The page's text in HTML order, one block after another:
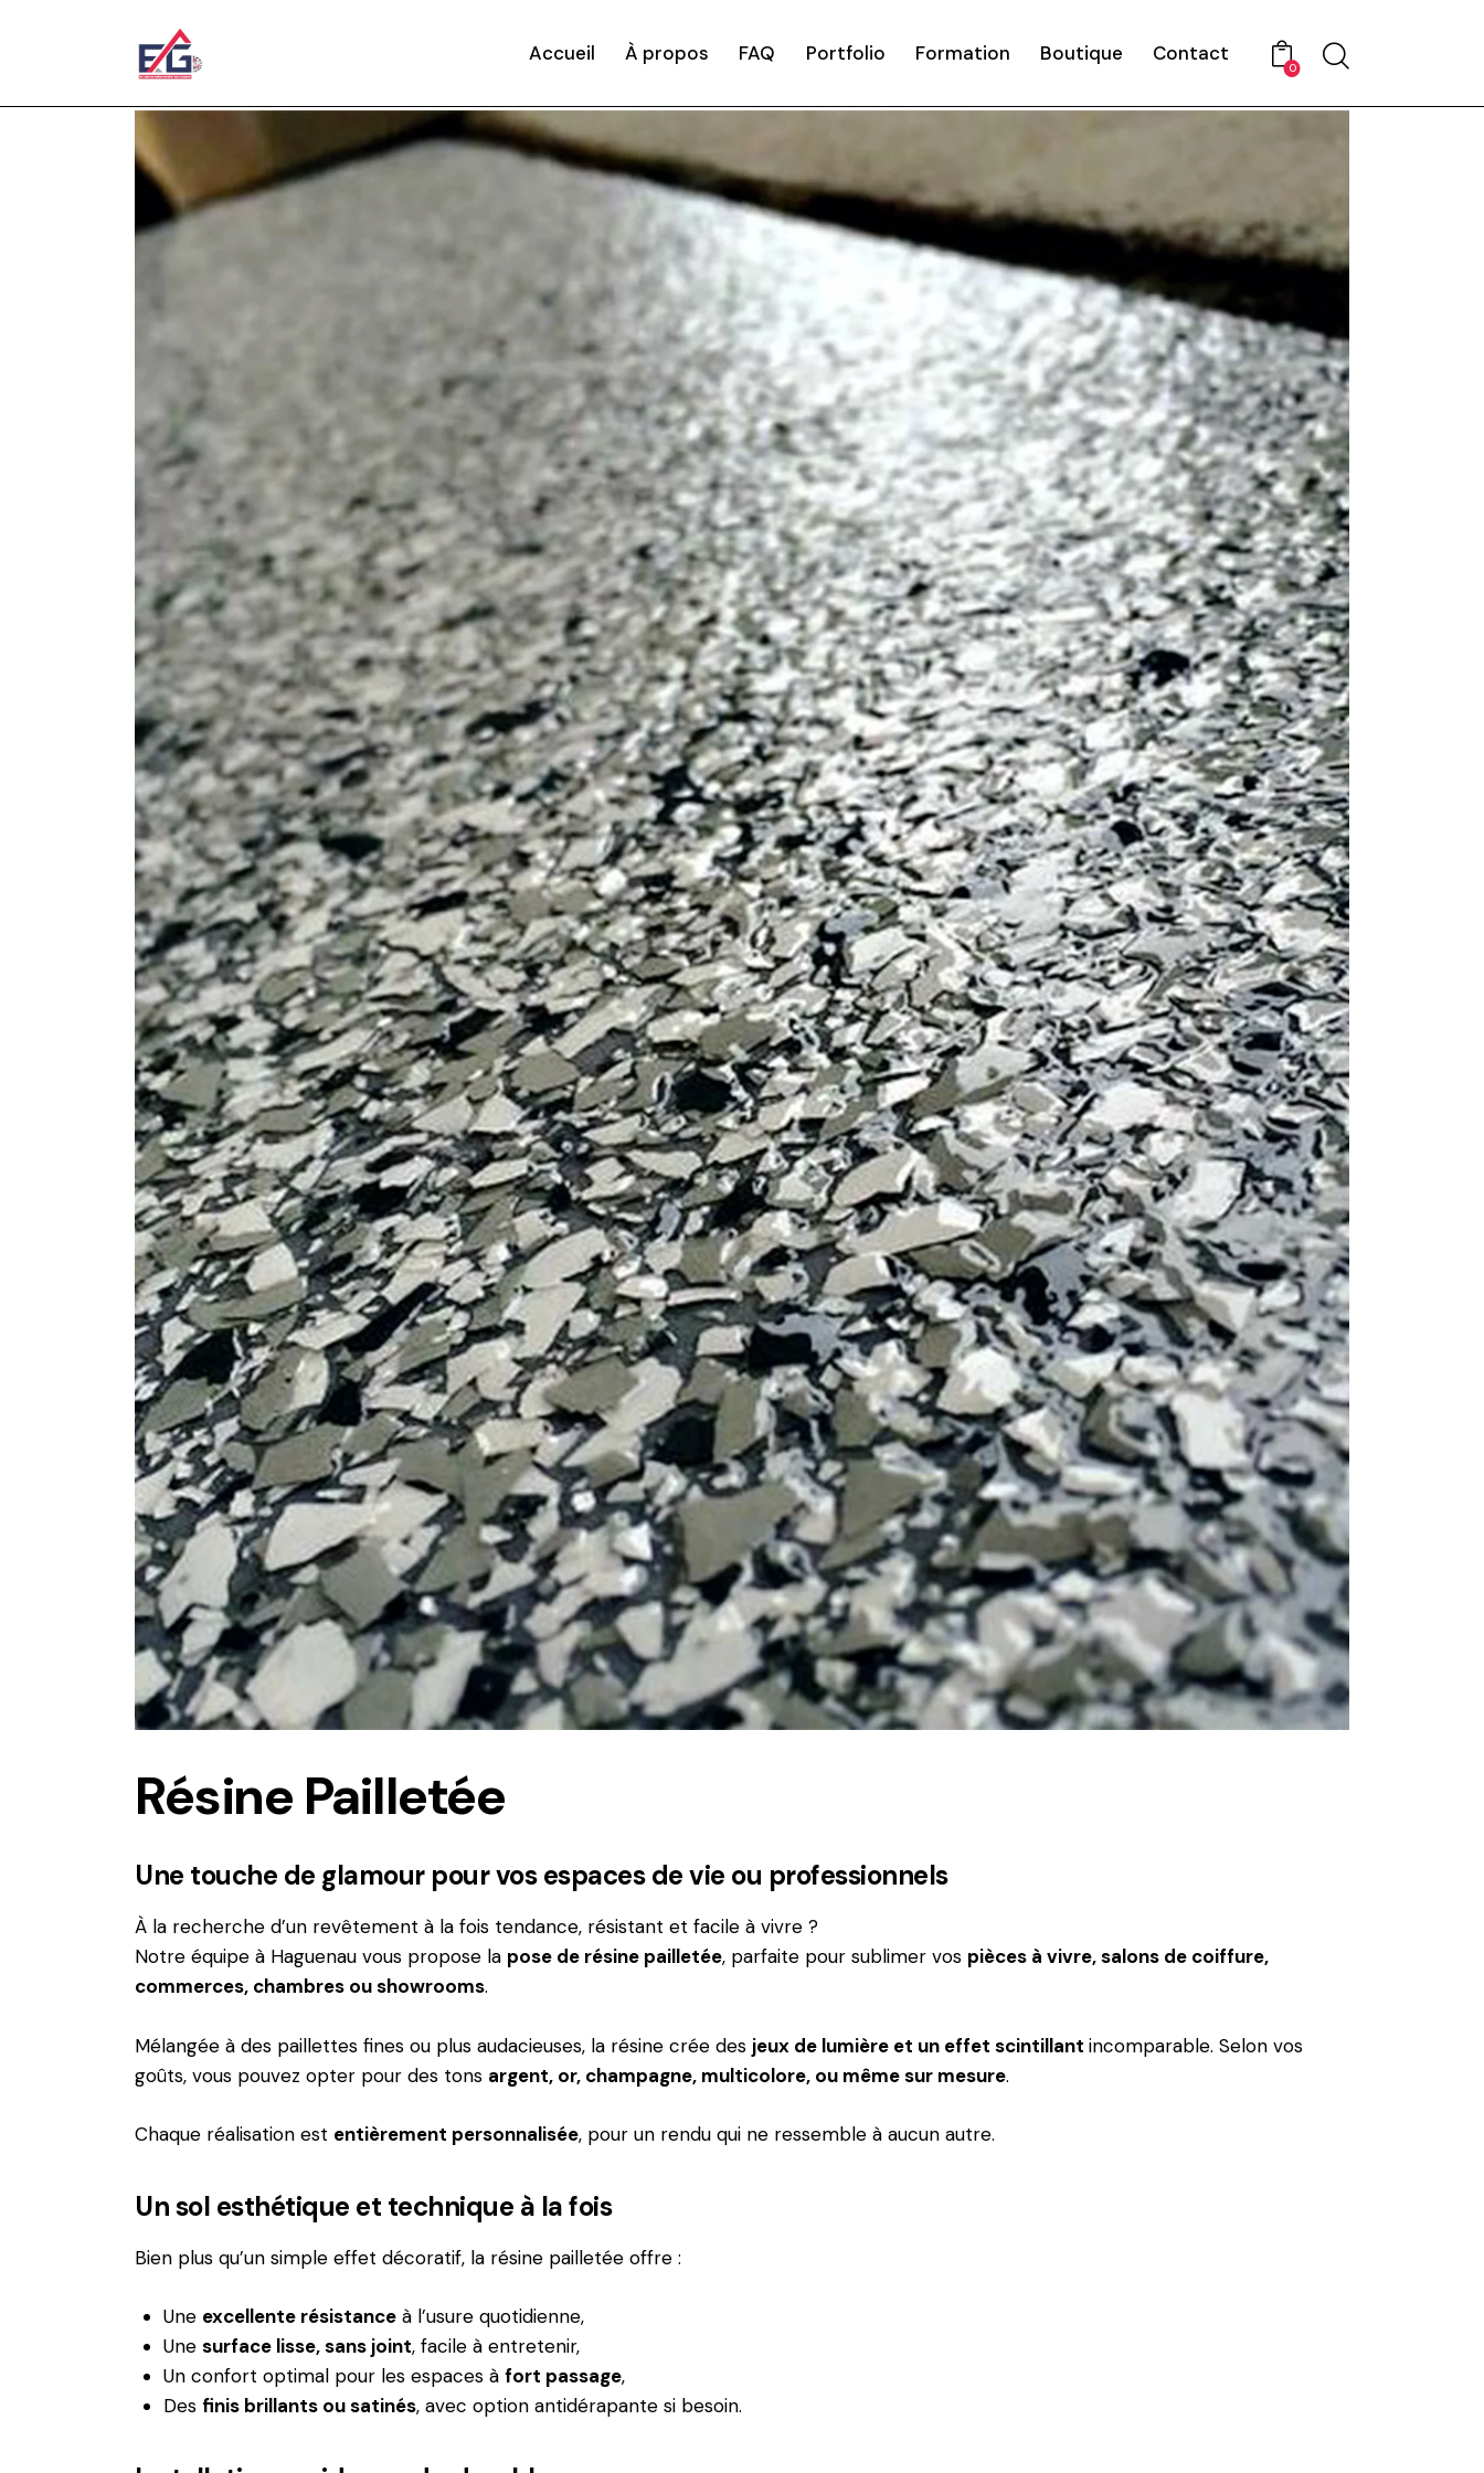
Accueil À propos FAQ Portfolio Formation Boutique Contact
0
Résine Pailletée
Une touche de glamour pour vos espaces de vie ou professionnels
À la recherche d’un revêtement à la fois tendance, résistant et facile à vivre ?
Notre équipe à Haguenau vous propose la pose de résine pailletée, parfaite pour sublimer vos pièces à vivre, salons de coiffure,
commerces, chambres ou showrooms.
Mélangée à des paillettes fines ou plus audacieuses, la résine crée des jeux de lumière et un effet scintillant incomparable. Selon vos
goûts, vous pouvez opter pour des tons argent, or, champagne, multicolore, ou même sur mesure.
Chaque réalisation est entièrement personnalisée, pour un rendu qui ne ressemble à aucun autre.
Un sol esthétique et technique à la fois
Bien plus qu’un simple effet décoratif, la résine pailletée offre :
Une excellente résistanceà l’usure quotidienne,
Une surface lisse, sans joint, facile à entretenir,
Un confort optimal pour les espaces à fort passage,
Des finis brillants ou satinés, avec option antidérapante si besoin.